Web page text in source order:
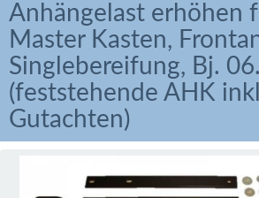
Anhängelast erhöhen
Master Kasten,
Singlebereifung, Bj.
(feststehende AHK
Gutachten)